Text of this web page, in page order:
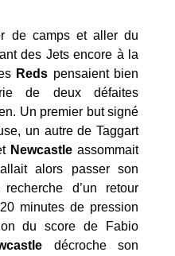
de camps et aller du
des Jets encore à la
Reds pensaient bien
de deux défaites
Un premier but signé
un autre de Taggart
Newcastle assommait
alors passer son
d’un retour
minutes de pression
du score de Fabio
décroche son